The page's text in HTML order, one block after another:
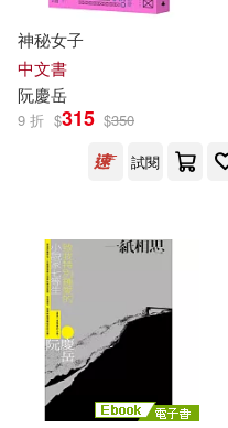
神秘女子
中文書
阮慶岳
9 折 $315 $350
試閱